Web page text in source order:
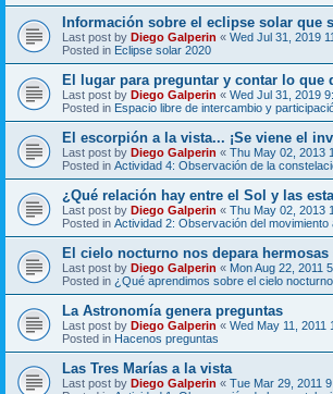
Información sobre el eclipse solar que
Last post by Diego Galperin « Wed Jul 31, 2019
Posted in Eclipse solar 2020
El lugar para preguntar y contar lo que
Last post by Diego Galperin « Wed Jul 31, 2019
Posted in Espacio libre de intercambio y
El escorpión a la vista... ¡Se viene el
Last post by Diego Galperin « Thu May 02, 2013
Posted in Actividad 4: Observación de la
¿Qué relación hay entre el Sol y las
Last post by Diego Galperin « Thu May 02, 2013
Posted in Actividad 2: Observación del movimiento
El cielo nocturno nos depara hermosas
Last post by Diego Galperin « Mon Aug 22, 2011
Posted in ¿Qué aprendimos sobre el cielo
La Astronomía genera preguntas
Last post by Diego Galperin « Wed May 11, 2011
Posted in Hacenos preguntas
Las Tres Marías a la vista
Last post by Diego Galperin « Tue Mar 29, 2011